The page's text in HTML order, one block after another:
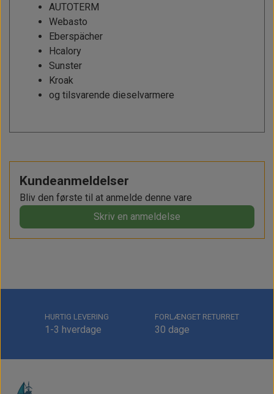
AUTOTERM
Webasto
Eberspächer
Hcalory
Sunster
Kroak
og tilsvarende dieselvarmere
Kundeanmeldelser
Bliv den første til at anmelde denne vare
Skriv en anmeldelse
HURTIG LEVERING
1-3 hverdage
FORLÆNGET RETURRET
30 dage